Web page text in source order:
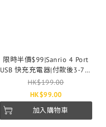
限時半價$99|Sanrio 4 Port
USB 快充充電器|付款後3-7個
工作天發貨
HK$199.00
HK$99.00
加入購物車